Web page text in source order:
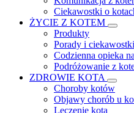
Ciekawostki o
ŻYCIE Z KOTEM
Produkty
Porady i ciekawostki
Codzienna opieka
Podróżowanie z
ZDROWIE KOTA
Choroby kotów
Objawy chorób u
Leczenie kota